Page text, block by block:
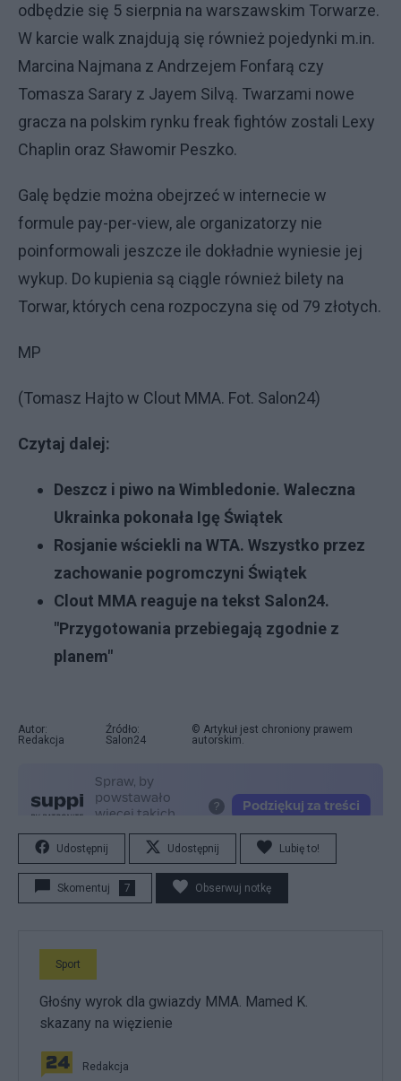
odbędzie się 5 sierpnia na warszawskim Torwarze.
W karcie walk znajdują się również pojedynki m.in.
Marcina Najmana z Andrzejem Fonfarą czy
Tomasza Sarary z Jayem Silvą. Twarzami nowe
gracza na polskim rynku freak fightów zostali Lexy
Chaplin oraz Sławomir Peszko.
Galę będzie można obejrzeć w internecie w
formule pay-per-view, ale organizatorzy nie
poinformowali jeszcze ile dokładnie wyniesie jej
wykup. Do kupienia są ciągle również bilety na
Torwar, których cena rozpoczyna się od 79 złotych.
MP
(Tomasz Hajto w Clout MMA. Fot. Salon24)
Czytaj dalej:
Deszcz i piwo na Wimbledonie. Waleczna
Ukrainka pokonała Igę Świątek
Rosjanie wściekli na WTA. Wszystko przez
zachowanie pogromczyni Świątek
Clout MMA reaguje na tekst Salon24.
"Przygotowania przebiegają zgodnie z
planem"
Autor:
Redakcja
Źródło:
Salon24
© Artykuł jest chroniony prawem
autorskim.
Udostępnij Udostępnij Lubię to!
Skomentuj 7 Obserwuj notkę
Sport
Głośny wyrok dla gwiazdy MMA. Mamed K.
skazany na więzienie
Redakcja